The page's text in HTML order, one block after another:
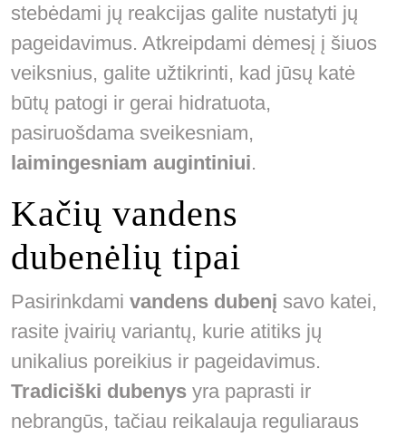
stebėdami jų reakcijas galite nustatyti jų
pageidavimus. Atkreipdami dėmesį į šiuos
veiksnius, galite užtikrinti, kad jūsų katė
būtų patogi ir gerai hidratuota,
pasiruošdama sveikesniam,
laimingesniam augintiniui.
Kačių vandens
dubenėlių tipai
Pasirinkdami vandens dubenį savo katei,
rasite įvairių variantų, kurie atitiks jų
unikalius poreikius ir pageidavimus.
Tradiciški dubenys yra paprasti ir
nebrangūs, tačiau reikalauja reguliaraus